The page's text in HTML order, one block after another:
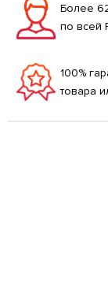
Более
по всей
100%
товара